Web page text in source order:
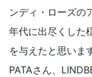
ンディ・ローズの
年代に出尽くした
を与えたと思いま
PATAさん、